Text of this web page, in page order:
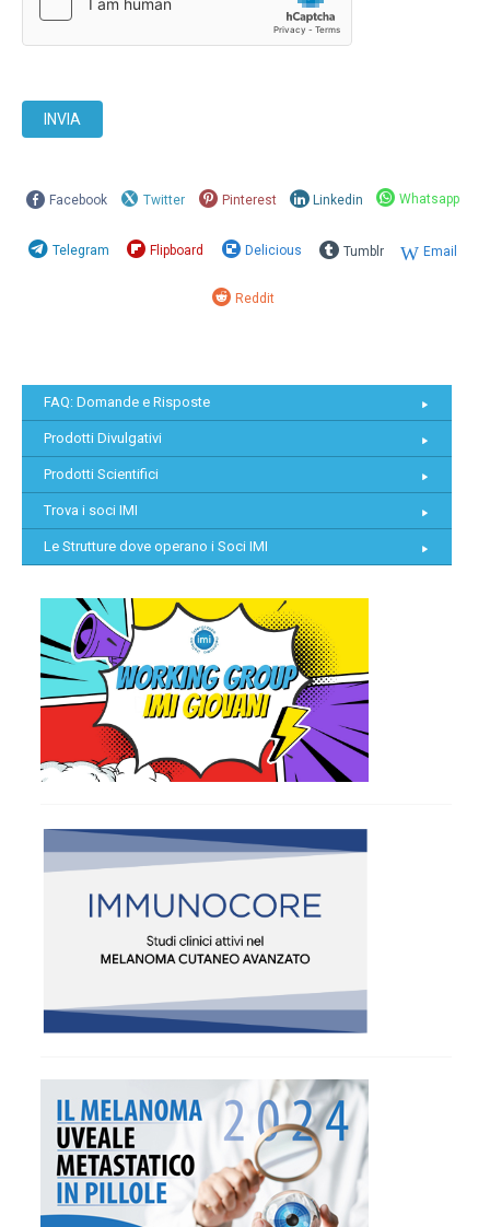
INVIA
Facebook Twitter Pinterest Linkedin Whatsapp
Telegram Flipboard Delicious Tumblr Email
Reddit
FAQ: Domande e Risposte
Prodotti Divulgativi
Prodotti Scientifici
Trova i soci IMI
Le Strutture dove operano i Soci IMI